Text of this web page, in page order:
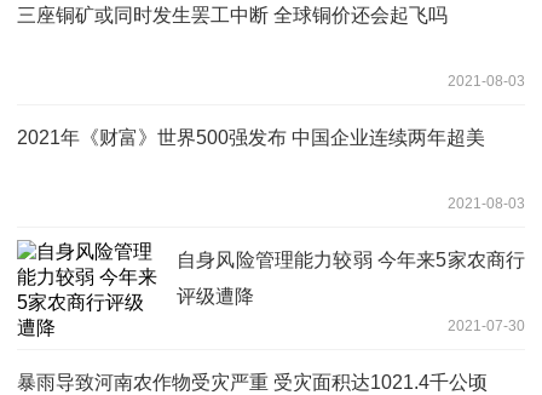
三座铜矿或同时发生罢工中断 全球铜价还会起飞吗
2021-08-03
2021年《财富》世界500强发布 中国企业连续两年超美
2021-08-03
自身风险管理能力较弱 今年来5家农商行
评级遭降
2021-07-30
暴雨导致河南农作物受灾严重 受灾面积达1021.4千公顷